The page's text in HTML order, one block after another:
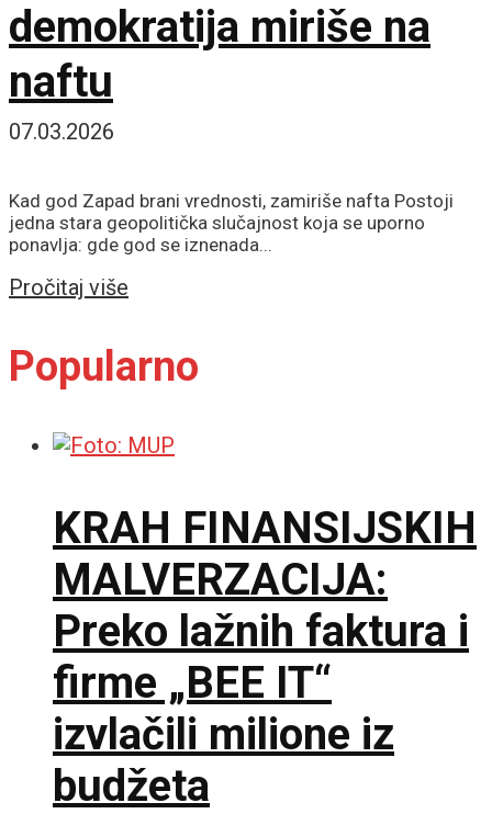
demokratija miriše na
naftu
07.03.2026
Kad god Zapad brani vrednosti, zamiriše nafta Postoji
jedna stara geopolitička slučajnost koja se uporno
ponavlja: gde god se iznenada...
Pročitaj više
Popularno
KRAH FINANSIJSKIH
MALVERZACIJA:
Preko lažnih faktura i
firme „BEE IT“
izvlačili milione iz
budžeta